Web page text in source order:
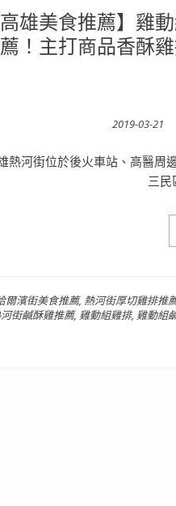
高雄美食推薦】雞
！主打商品香酥
Posted
2019-03-21
熱河街位於後火車站、高醫周
三民
爾濱街美食推薦, 熱河街厚切雞排推
街鹹酥雞推薦, 雞動組雞排, 雞動組